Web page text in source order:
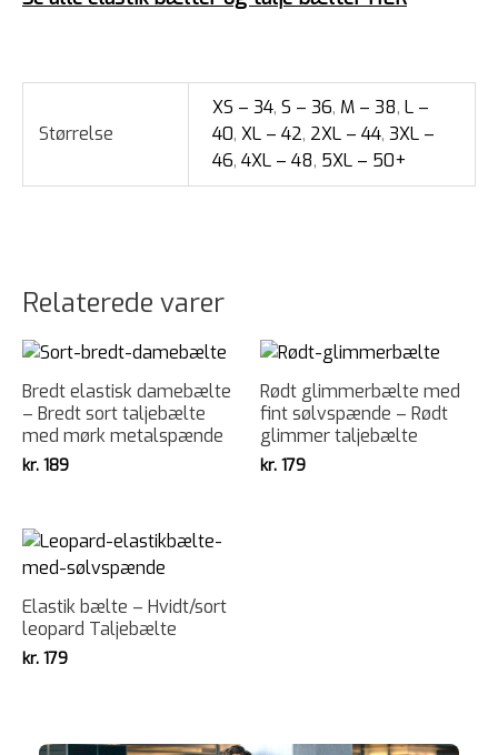
Størrelse
XS – 34,S – 36, M – 38,L –
40,XL – 42, 2XL – 44,3XL –
46,4XL – 48, 5XL – 50+
Relaterede varer
Bredt elastisk damebælte
– Bredt sort taljebælte
med mørk metalspænde
kr. 189
Rødt glimmerbælte med
fint sølvspænde – Rødt
glimmer taljebælte
kr. 179
Elastik bælte – Hvidt/sort
leopard Taljebælte
kr. 179